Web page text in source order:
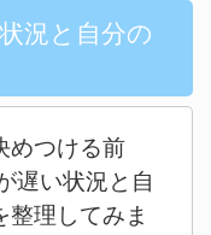
況と自分の
めつける前
遅い状況と自
整理してみま